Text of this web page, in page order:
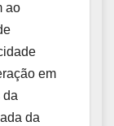
ao
em
da
da